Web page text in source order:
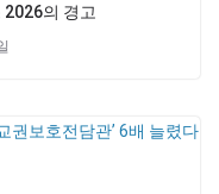
2026의 경고